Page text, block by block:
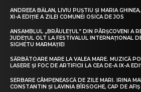
ANDREEA BĂLAN, LIVIU PUȘTIU ȘI MARIA
XI-A EDIȚIE A ZILEI COMUNEI OSICA DE JOS
ANSAMBLUL „BRÂULEȚUL” DIN PÂRȘCOVENI A
JUDEȚUL OLT LA FESTIVALUL INTERNAȚIONAL
SIGHETU MARMAȚIEI
SĂRBĂTOARE MARE LA VALEA MARE. MUZICĂ
LASERE ȘI FOC DE ARTIFICII LA CEA DE-A IX-A
SERBARE CÂMPENEASCĂ DE ZILE MARI. IRINA
CONSTANTIN ȘI LAVINIA BÎRSOGHE, CAP DE